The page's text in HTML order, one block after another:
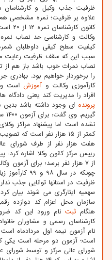
ظرفیت جذب وکیل و
علاوه بر ظرفیت؛ نمره مشخصی
کیفیت سطح کیفی داوطلبان
سبب این که سقف ظرفیت رعایت
نصاب نمرات خوب باشد باز هم از
را برخوردار خواهیم بود. بهادری
کارآموزی وکالت وآموزشاست و
افراد را مدیریت کند یعنی دادگاه
پرونده ای وجود داشته باشد
نشده است اما پیشنهاد مراکز
کمتر از ۱۵ هزار نفر است
هفت هزار نفر از طرف شورای
رییس مرکز کانون وکلا اشاره
از ۷ هزار نفر برسد؛ برای
چونکه در سال
ظرفیت در استانها توانایی جذب
سهمیه ایثارگری می شوند بیان
سازمان محل اعزام کد دوازده
هنگامثبت نام ورود این کد
کارشناسان رسمی و مشاوران
نام آزمون نیمه اول مردادماه
است؛ آزمون دو مرحله است یکی
شورای عالی مرکز و توسط شورای